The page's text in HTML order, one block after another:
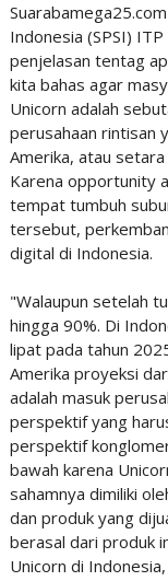
Indonesia (SPSI)
penjelasan tentag
kita bahas agar
Unicorn adalah
perusahaan rintisan
Amerika, atau
Karena opportunity
tempat tumbuh
tersebut,
digital di Indonesia.
"Walaupun setelah
hingga 90%. Di
lipat pada tahun
Amerika proyeksi
adalah masuk
perspektif yang
perspektif
bawah karena
sahamnya dimiliki
dan produk yang
berasal dari produk
Unicorn di